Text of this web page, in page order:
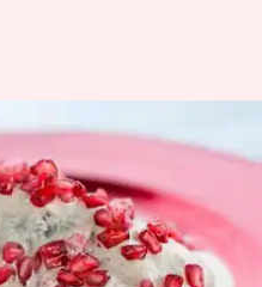
Puebla,
10:17 am